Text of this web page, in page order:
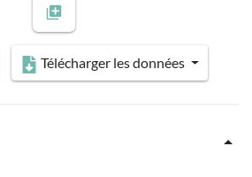
Télécharger les données